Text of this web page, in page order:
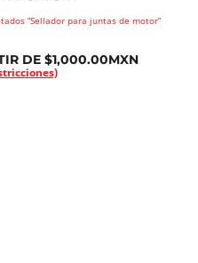
“Sellador para juntas de motor”
DE $1,000.00MXN